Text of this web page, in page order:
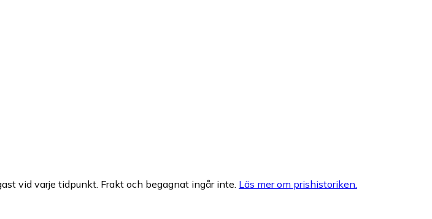
vid varje tidpunkt. Frakt och begagnat ingår inte. Läs mer om prishistoriken.